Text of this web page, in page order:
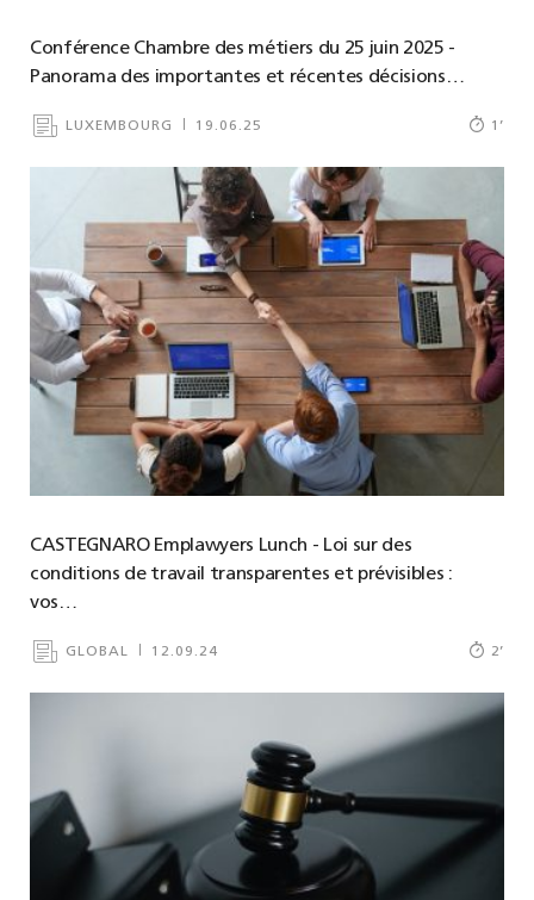
Conférence Chambre des métiers du 25 juin 2025 -
Panorama des importantes et récentes décisions…
LUXEMBOURG 19.06.25 1’
CASTEGNARO Emplawyers Lunch - Loi sur des
conditions de travail transparentes et prévisibles :
vos…
GLOBAL 12.09.24 2’